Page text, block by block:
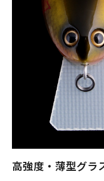
高強度・薄型グラ